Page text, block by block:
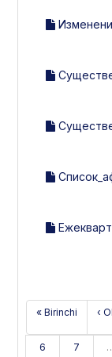
« Birinchi ‹
6 7